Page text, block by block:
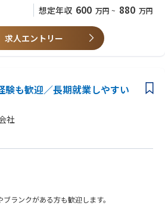
車免許(必須)
想定年収 600 万円 ~ 880 万円
求人エントリー
験も歓迎／長期就業しやすい
社
ランクがある方も歓迎します。